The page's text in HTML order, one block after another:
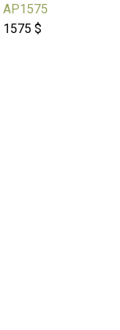
AP1575
1575 $